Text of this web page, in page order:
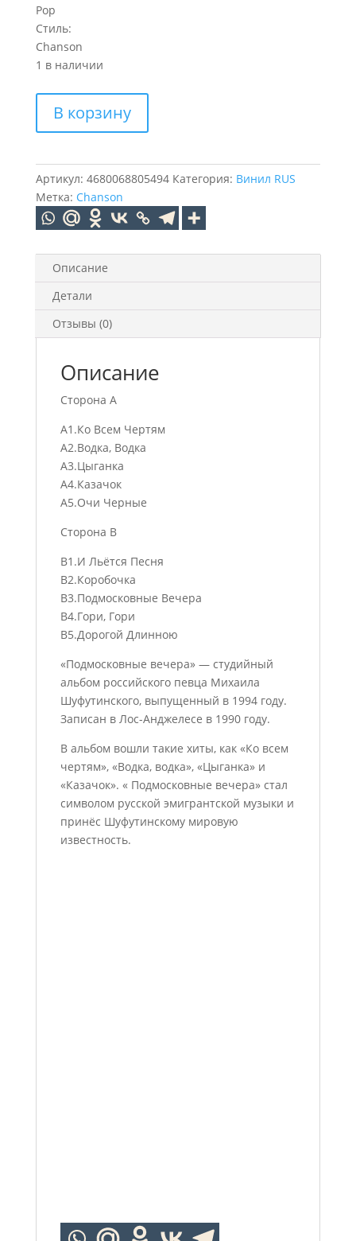
Pop
Стиль:
Chanson
1 в наличии
товара
ШУФУТИНСКИЙ
Подмосковные
Вечера
(LP)
В корзину
Артикул: 4680068805494 Категория: Винил RUS
Метка: Chanson
Описание
Детали
Отзывы (0)
Описание
Сторона А
А1.Ко Всем Чертям
А2.Водка, Водка
А3.Цыганка
А4.Казачок
А5.Очи Черные
Сторона B
B1.И Льётся Песня
B2.Коробочка
B3.Подмосковные Вечера
B4.Гори, Гори
B5.Дорогой Длинною
«Подмосковные вечера» — студийный
альбом российского певца Михаила
Шуфутинского, выпущенный в 1994 году.
Записан в Лос-Анджелесе в 1990 году.
В альбом вошли такие хиты, как «Ко всем
чертям», «Водка, водка», «Цыганка» и
«Казачок». « Подмосковные вечера» стал
символом русской эмигрантской музыки и
принёс Шуфутинскому мировую
известность.